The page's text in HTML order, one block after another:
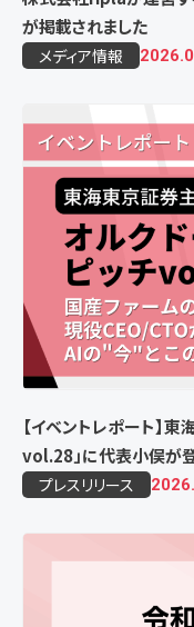
が掲載されました
メディア情報
【イベントレポート】
vol.28」に代表小俣が
プレスリリース